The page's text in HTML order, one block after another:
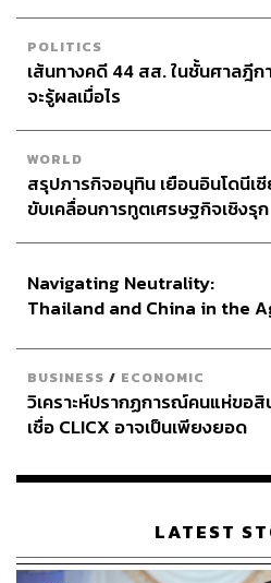
ดังนั้นยุคของความใจเย็นในการ
ได้ผ่านไปแล้ว เพราะองค์กรจะต้
โลกดิจิทัลมากขึ้นนับจากนี้
สามารถติดตาม THE
ผ่านแอปพลิเคชันต่างๆ ที่คุณสะด
TAGS: Cisco กิตติ โฆษะวิสุทธิ์
POLITICS
เส้นทางคดี 44 สส. ในชั้นศาลฎีก
จะรู้ผลเมื่อไร
WORLD
สรุปภารกิจอนุทิน เยือนอินโดนีเ
ขับเคลื่อนการทูตเศรษฐกิจเชิงรุก
Navigating Neutrality:
Thailand and China in the
BUSINESS / ECONOMIC
วิเคราะห์ปรากฏการณ์คนแห่ขอสิ
เชื่อ CLICX อาจเป็นเพียงยอด
เรือนไทยที่ถูกซุกไว้
LATEST